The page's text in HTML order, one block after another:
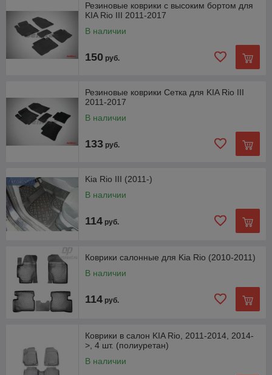
Резиновые коврики с высоким бортом для
KIA Rio III 2011-2017
В наличии
150 руб.
Резиновые коврики Сетка для KIA Rio III
2011-2017
В наличии
133 руб.
Kia Rio III (2011-)
В наличии
114 руб.
Коврики салонные для Kia Rio (2010-2011)
В наличии
114 руб.
Коврики в салон KIA Rio, 2011-2014, 2014-
>, 4 шт. (полиуретан)
В наличии